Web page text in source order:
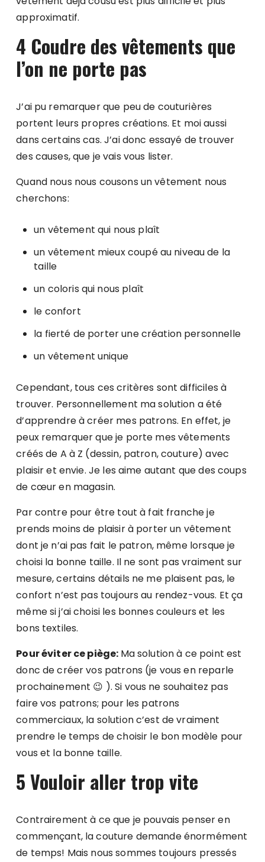
approximatif.
4 Coudre des vêtements que
l’on ne porte pas
J’ai pu remarquer que peu de couturières
portent leurs propres créations. Et moi aussi
dans certains cas. J’ai donc essayé de trouver
des causes, que je vais vous lister.
Quand nous nous cousons un vêtement nous
cherchons:
un vêtement qui nous plaît
un vêtement mieux coupé au niveau de la
taille
un coloris qui nous plaît
le confort
la fierté de porter une création personnelle
un vêtement unique
Cependant, tous ces critères sont difficiles à
trouver. Personnellement ma solution a été
d’apprendre à créer mes patrons. En effet, je
peux remarquer que je porte mes vêtements
créés de A à Z (dessin, patron, couture) avec
plaisir et envie. Je les aime autant que des coups
de cœur en magasin.
Par contre pour être tout à fait franche je
prends moins de plaisir à porter un vêtement
dont je n’ai pas fait le patron, même lorsque je
choisi la bonne taille. Il ne sont pas vraiment sur
mesure, certains détails ne me plaisent pas, le
confort n’est pas toujours au rendez-vous. Et ça
même si j’ai choisi les bonnes couleurs et les
bons textiles.
Pour éviter ce piège: Ma solution à ce point est
donc de créer vos patrons (je vous en reparle
prochainement 😉 ). Si vous ne souhaitez pas
faire vos patrons; pour les patrons
commerciaux, la solution c’est de vraiment
prendre le temps de choisir le bon modèle pour
vous et la bonne taille.
5 Vouloir aller trop vite
Contrairement à ce que je pouvais penser en
commençant, la couture demande énormément
de temps! Mais nous sommes toujours pressés